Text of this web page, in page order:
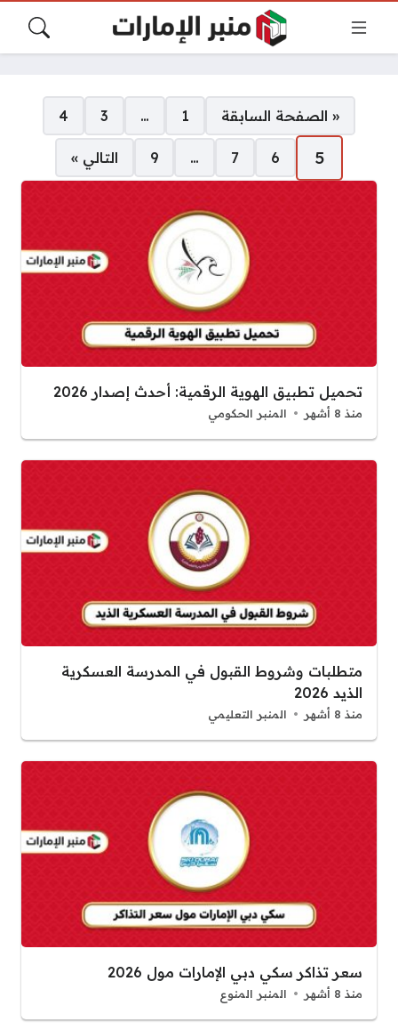
« الصفحة السابقة 1
…
3
4
5
6
7
…
9 التالي »
تحميل تطبيق الهوية الرقمية: أحدث إصدار 2026
منذ 8 أشهر المنبر الحكومي
متطلبات وشروط القبول في المدرسة العسكرية
الذيد 2026
منذ 8 أشهر المنبر التعليمي
سعر تذاكر سكي دبي الإمارات مول 2026
منذ 8 أشهر المنبر المنوع